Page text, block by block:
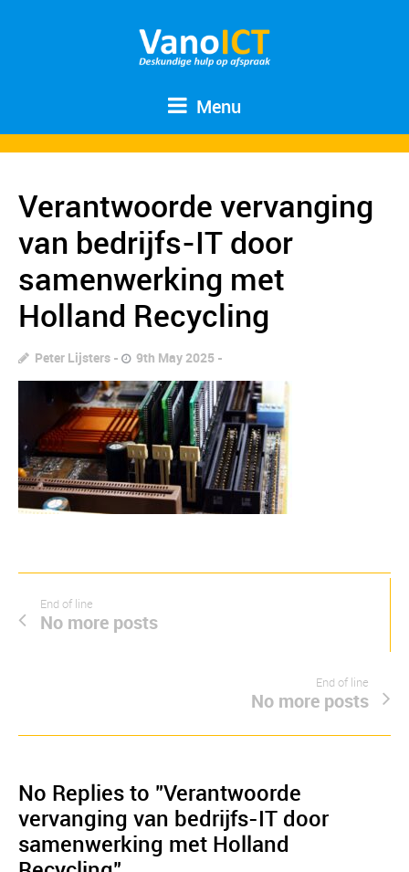
Menu
Verantwoorde vervanging
van bedrijfs-IT door
samenwerking met
Holland Recycling
Peter Lijsters 9th May 2025
End of line
No more posts
End of line
No more posts
No Replies to "Verantwoorde
vervanging van bedrijfs-IT door
samenwerking met Holland